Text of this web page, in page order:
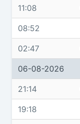
11:08
08:52
02:47
06-08-2026
21:14
19:18